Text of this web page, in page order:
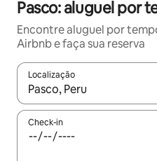
Pasco: aluguel por
Encontre aluguel por
Airbnb e faça sua reserva
Localização
Quando os resultados
Check-in